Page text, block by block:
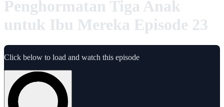
Penghormatan Tiga Anak
untuk Ibu Mereka Episode 23
Click below to load and watch this episode